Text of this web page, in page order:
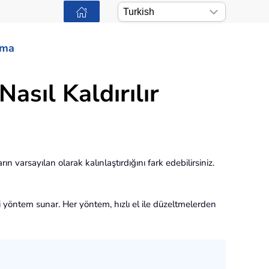
Kaldırılır
varsayılan olarak kalınlaştırdığını fark edebilirsiniz.
sunar. Her yöntem, hızlı el ile düzeltmelerden